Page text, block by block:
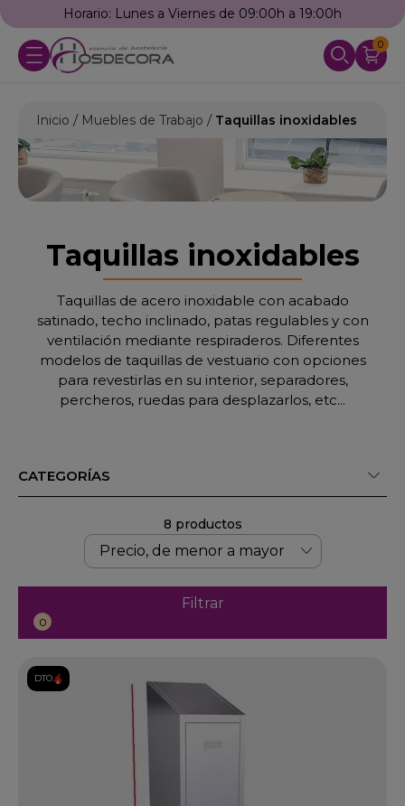
Llámanos: 976 25 59 91
0
Inicio Muebles de Trabajo Taquillas inoxidables
Taquillas inoxidables
Taquillas de acero inoxidable con acabado
satinado, techo inclinado, patas regulables y con
ventilación mediante respiraderos. Diferentes
modelos de taquillas de vestuario con opciones
para revestirlas en su interior, separadores,
percheros, ruedas para desplazarlos, etc...
CATEGORÍAS
8 productos
Filtrar
0
DTO.